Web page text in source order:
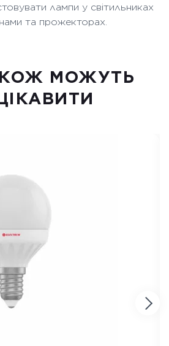
лампи у світильниках
та прожекторах.
МОЖУТЬ